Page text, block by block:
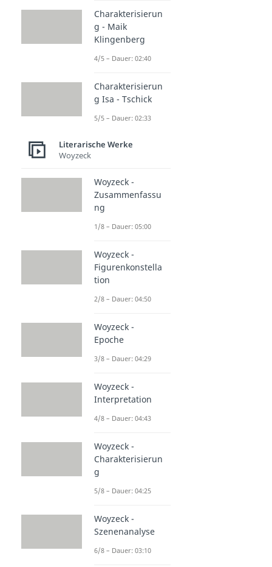
Charakterisierun
g - Maik
Klingenberg
4/5 – Dauer: 02:40
Charakterisierun
g Isa - Tschick
5/5 – Dauer: 02:33
Literarische Werke
Woyzeck
Woyzeck -
Zusammenfassu
ng
1/8 – Dauer: 05:00
Woyzeck -
Figurenkonstella
tion
2/8 – Dauer: 04:50
Woyzeck -
Epoche
3/8 – Dauer: 04:29
Woyzeck -
Interpretation
4/8 – Dauer: 04:43
Woyzeck -
Charakterisierun
g
5/8 – Dauer: 04:25
Woyzeck -
Szenenanalyse
6/8 – Dauer: 03:10